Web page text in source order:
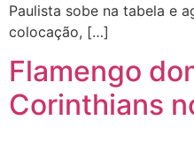
Paulista sobe na tabela e
colocação, […]
Flamengo
Corinthians